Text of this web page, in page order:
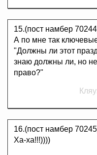
15.(пост намбер
А по мне так
"Должны ли этот
знаю должны ли, но
право?"
16.(пост намбер
Ха-ха!!!))))